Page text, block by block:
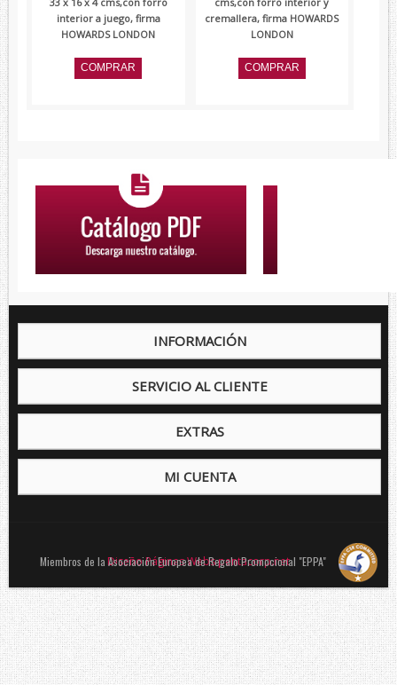
interior a juego, firma
HOWARDS LONDON
cremallera, firma HOWARDS
LONDON
INFORMACIÓN
SERVICIO AL CLIENTE
EXTRAS
MI CUENTA
Diseño Páginas Webs pentacorp.net
Miembros de la Asociación Europea de Regalo Promocional "EPPA"